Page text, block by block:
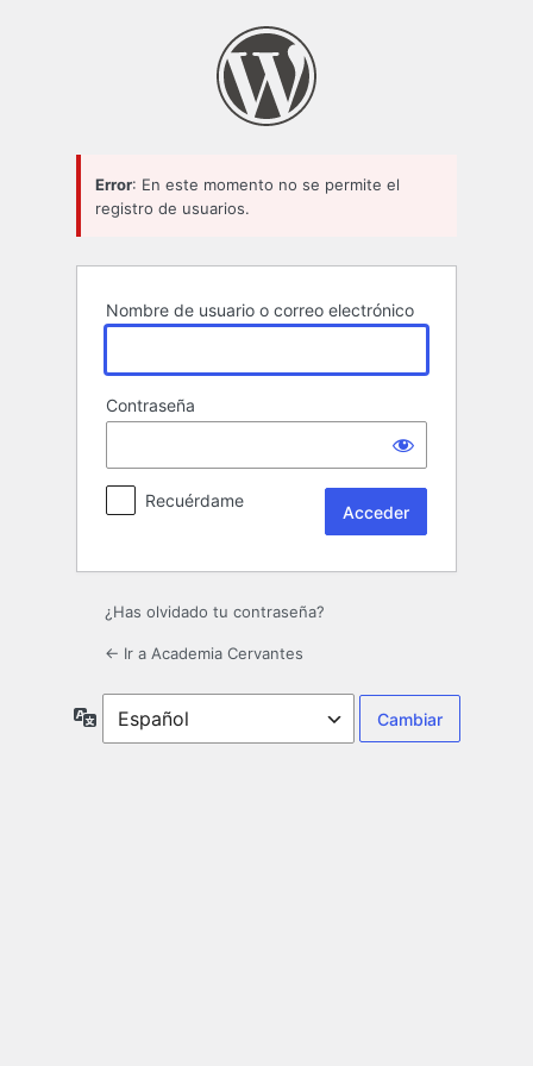
Error: En este momento no se permite el
registro de usuarios.
Nombre de usuario o correo electrónico
Contraseña
Recuérdame
¿Has olvidado tu contraseña?
← Ir a Academia Cervantes
Idioma